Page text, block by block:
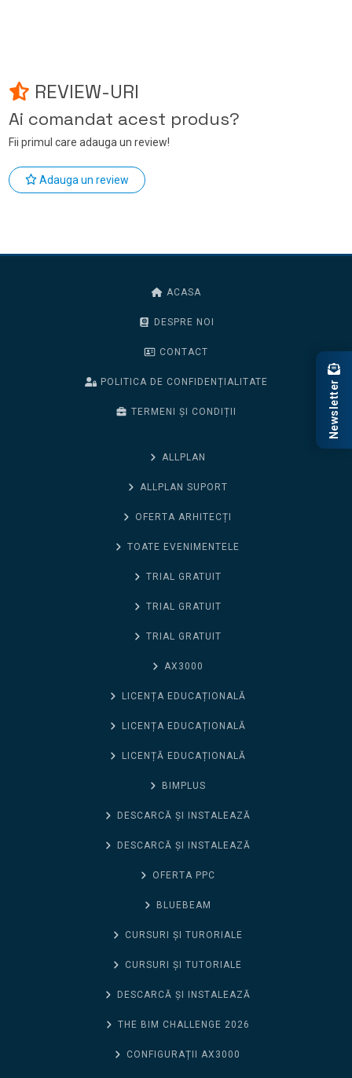
REVIEW-URI
Ai comandat acest produs?
Fii primul care adauga un review!
Adauga un review
ACASA
DESPRE NOI
CONTACT
POLITICA DE CONFIDENȚIALITATE
TERMENI ȘI CONDIȚII
ALLPLAN
ALLPLAN SUPORT
OFERTA ARHITECȚI
TOATE EVENIMENTELE
TRIAL GRATUIT
TRIAL GRATUIT
TRIAL GRATUIT
AX3000
LICENȚA EDUCAȚIONALĂ
LICENȚA EDUCAȚIONALĂ
LICENȚĂ EDUCAȚIONALĂ
BIMPLUS
DESCARCĂ ȘI INSTALEAZĂ
DESCARCĂ ȘI INSTALEAZĂ
OFERTA PPC
BLUEBEAM
CURSURI ȘI TURORIALE
CURSURI ȘI TUTORIALE
DESCARCĂ ȘI INSTALEAZĂ
THE BIM CHALLENGE 2026
CONFIGURAȚII AX3000
Newsletter